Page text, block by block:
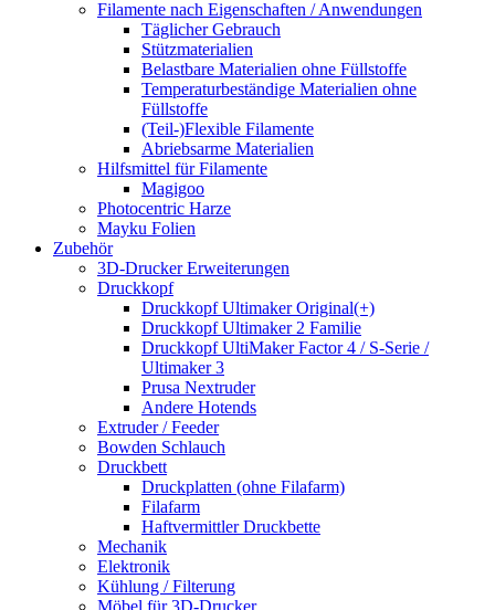
Filamente nach Eigenschaften / Anwendungen
Täglicher Gebrauch
Stützmaterialien
Belastbare Materialien ohne Füllstoffe
Temperaturbeständige Materialien ohne
Füllstoffe
(Teil-)Flexible Filamente
Abriebsarme Materialien
Hilfsmittel für Filamente
Magigoo
Photocentric Harze
Mayku Folien
Zubehör
3D-Drucker Erweiterungen
Druckkopf
Druckkopf Ultimaker Original(+)
Druckkopf Ultimaker 2 Familie
Druckkopf UltiMaker Factor 4 / S-Serie /
Ultimaker 3
Prusa Nextruder
Andere Hotends
Extruder / Feeder
Bowden Schlauch
Druckbett
Druckplatten (ohne Filafarm)
Filafarm
Haftvermittler Druckbette
Mechanik
Elektronik
Kühlung / Filterung
Möbel für 3D-Drucker